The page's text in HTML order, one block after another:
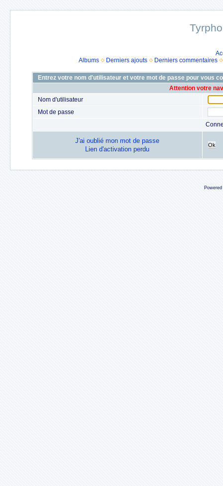
Albums
Derniers ajouts Derniers commentaires
Entrez votre nom d'utilisateur et votre mot de passe pour vous
Attention votre
Nom d'utilisateur
Mot de passe
J'ai oublié mon mot de passe
Lien d'activation perdu
Ok